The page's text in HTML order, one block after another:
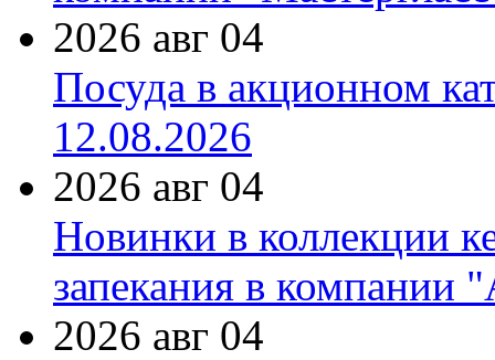
2026 авг 04
Посуда в акционном
12.08.2026
2026 авг 04
Новинки в коллекции
запекания в компании
2026 авг 04